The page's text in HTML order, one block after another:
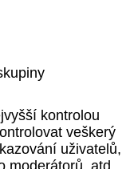
kontrolou
veškerý
uživatelů,
moderátorů, atd.